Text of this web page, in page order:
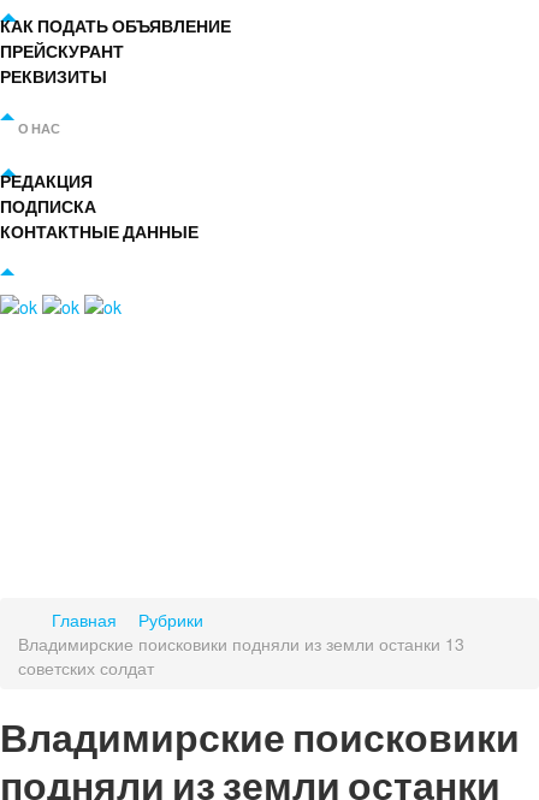
КАК ПОДАТЬ ОБЪЯВЛЕНИЕ
ПРЕЙСКУРАНТ
РЕКВИЗИТЫ
О НАС
РЕДАКЦИЯ
ПОДПИСКА
КОНТАКТНЫЕ ДАННЫЕ
Главная
Рубрики
Владимирские поисковики подняли из земли останки 13
советских солдат
Владимирские поисковики
подняли из земли останки